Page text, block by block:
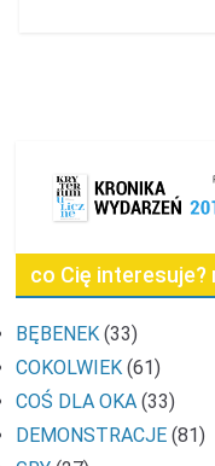
co Cię interesuje?
BĘBENEK (33)
COKOLWIEK (61)
COŚ DLA OKA (33)
DEMONSTRACJE (81)